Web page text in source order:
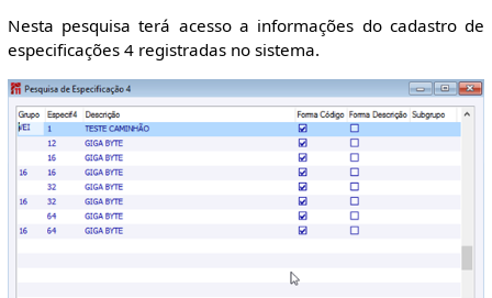
Nesta pesquisa terá acesso a informações do cadastro de
especificações 4 registradas no sistema.